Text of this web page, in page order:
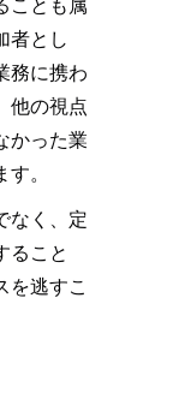
ことも属
者とし
務に携わ
他の視点
かった業
。
なく、定
ること
を逃すこ